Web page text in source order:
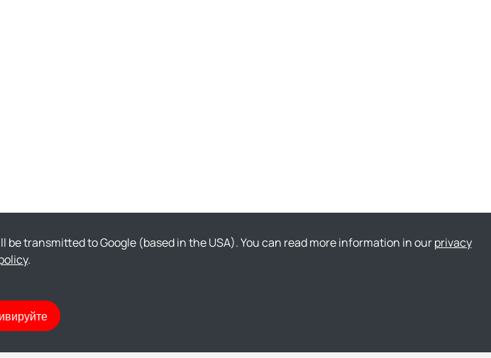
transmitted to Google (based in the USA). You can read more information in ourprivacy
.